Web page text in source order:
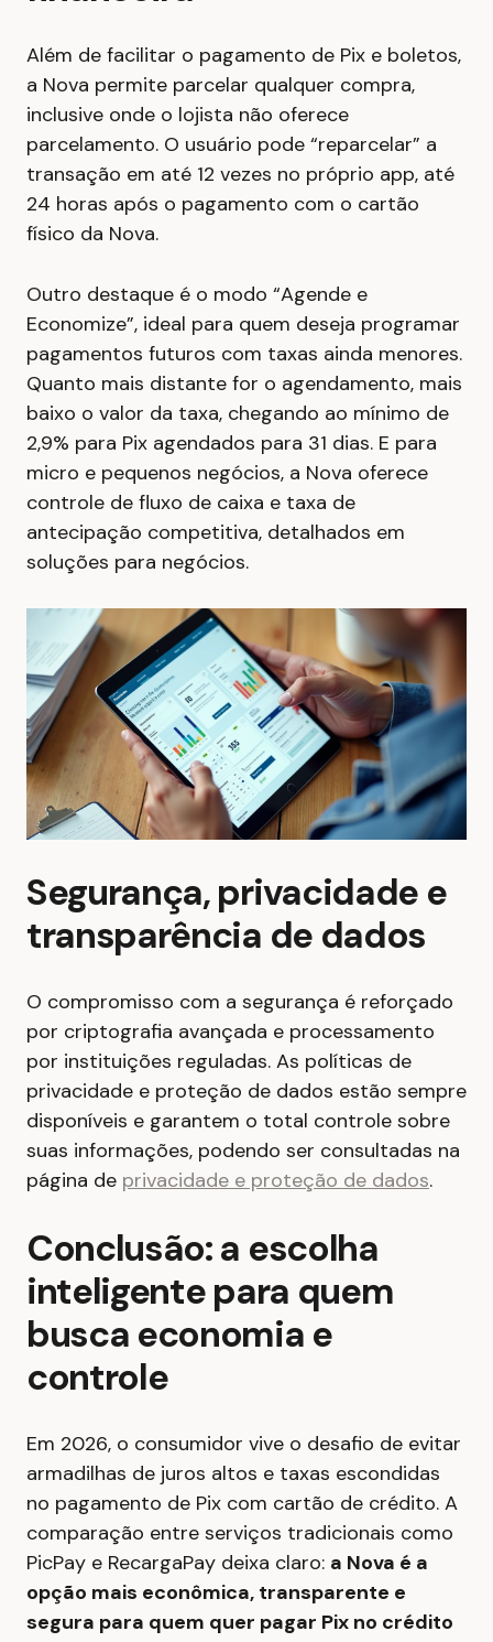
Além de facilitar o pagamento de Pix e boletos,
a Nova permite parcelar qualquer compra,
inclusive onde o lojista não oferece
parcelamento. O usuário pode “reparcelar” a
transação em até 12 vezes no próprio app, até
24 horas após o pagamento com o cartão
físico da Nova.
Outro destaque é o modo “Agende e
Economize”, ideal para quem deseja programar
pagamentos futuros com taxas ainda menores.
Quanto mais distante for o agendamento, mais
baixo o valor da taxa, chegando ao mínimo de
2,9% para Pix agendados para 31 dias. E para
micro e pequenos negócios, a Nova oferece
controle de fluxo de caixa e taxa de
antecipação competitiva, detalhados em
soluções para negócios.
Segurança, privacidade e
transparência de dados
O compromisso com a segurança é reforçado
por criptografia avançada e processamento
por instituições reguladas. As políticas de
privacidade e proteção de dados estão sempre
disponíveis e garantem o total controle sobre
suas informações, podendo ser consultadas na
página de privacidade e proteção de dados.
Conclusão: a escolha
inteligente para quem
busca economia e
controle
Em 2026, o consumidor vive o desafio de evitar
armadilhas de juros altos e taxas escondidas
no pagamento de Pix com cartão de crédito. A
comparação entre serviços tradicionais como
PicPay e RecargaPay deixa claro: a Nova é a
opção mais econômica, transparente e
segura para quem quer pagar Pix no crédito